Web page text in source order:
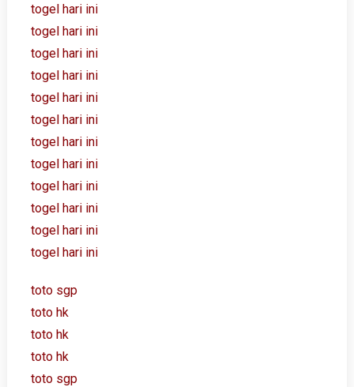
togel hari ini
togel hari ini
togel hari ini
togel hari ini
togel hari ini
togel hari ini
togel hari ini
togel hari ini
togel hari ini
togel hari ini
togel hari ini
togel hari ini
toto sgp
toto hk
toto hk
toto hk
toto sgp